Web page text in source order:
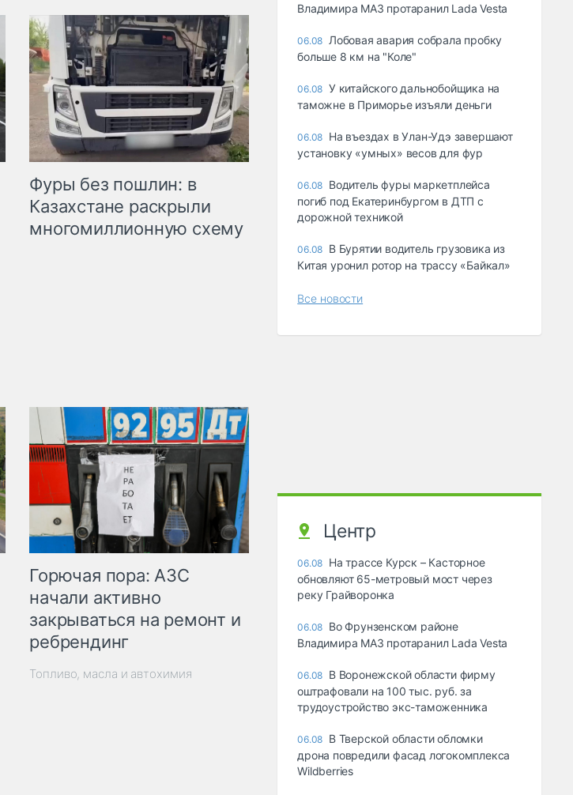
Фуры без пошлин: в
Казахстане раскрыли
многомиллионную схему
Горючая пора: АЗС
начали активно
закрываться на ремонт и
ребрендинг
Топливо, масла и автохимия
Владимира МАЗ протаранил Lada Vesta
06.08 Лобовая авария собрала пробку
больше 8 км на "Коле"
06.08 У китайского дальнобойщика на
таможне в Приморье изъяли деньги
06.08 Ha въeздax в Улaн-Удэ зaвepшaют
ycтaнoвкy «yмныx» вecoв для фyp
06.08 Водитель фуры маркетплейса
погиб под Екатеринбургом в ДТП с
дорожной техникой
06.08 В Бурятии водитель грузовика из
Китая уронил ротор на трассу «Байкал»
Все новости
Центр
06.08 На трассе Курск – Касторное
обновляют 65-метровый мост через
реку Грайворонка
06.08 Во Фрунзенском районе
Владимира МАЗ протаранил Lada Vesta
06.08 В Воронежской области фирму
оштрафовали на 100 тыс. руб. за
трудоустройство экс-таможенника
06.08 В Тверской области обломки
дрона повредили фасад логокомплекса
Wildberries